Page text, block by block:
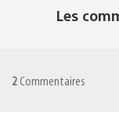
Les
2 Commentaires